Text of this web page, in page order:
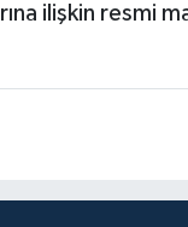
ilişkin resmi